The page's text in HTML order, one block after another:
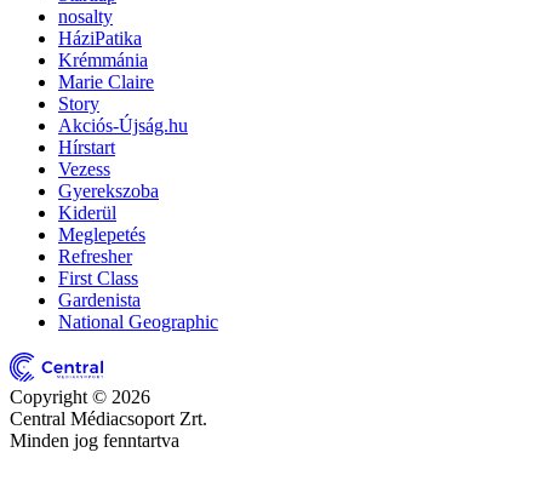
nosalty
HáziPatika
Krémmánia
Marie Claire
Story
Akciós-Újság.hu
Hírstart
Vezess
Gyerekszoba
Kiderül
Meglepetés
Refresher
First Class
Gardenista
National Geographic
Copyright © 2026
Central Médiacsoport Zrt.
Minden jog fenntartva